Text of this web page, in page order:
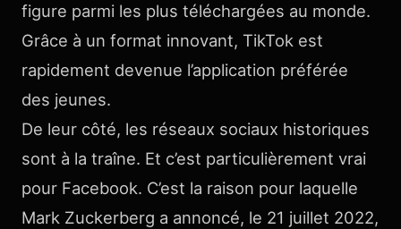
figure parmi les plus téléchargées au monde.
Grâce à un format innovant, TikTok est
rapidement devenue l’application préférée
des jeunes.
De leur côté, les réseaux sociaux historiques
sont à la traîne. Et c’est particulièrement vrai
pour Facebook. C’est la raison pour laquelle
Mark Zuckerberg a annoncé, le 21 juillet 2022,